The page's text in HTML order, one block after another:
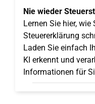
Nie wieder
Lernen Sie hier, wie
Steuererklärung
Laden Sie einfach
KI erkennt und
Informationen für